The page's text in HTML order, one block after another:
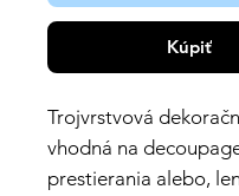
Kúpiť
Trojvrstvová
vhodná na
prestierania alebo,